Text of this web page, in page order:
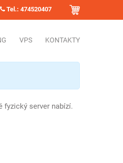
Tel.: 474520407
VPS KONTAKTY
fyzický server nabízí.